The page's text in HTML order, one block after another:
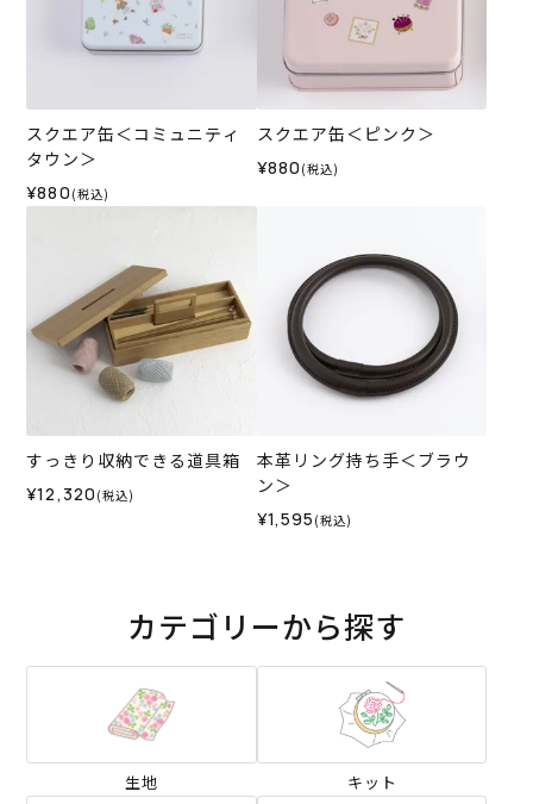
スクエア缶＜コミュニティ
タウン＞
¥880 (税込)
スクエア缶＜ピンク＞
¥880 (税込)
すっきり収納できる道具箱
¥12,320 (税込)
本革リング持ち手＜ブラウ
ン＞
¥1,595 (税込)
カテゴリーから探す
生地 キット